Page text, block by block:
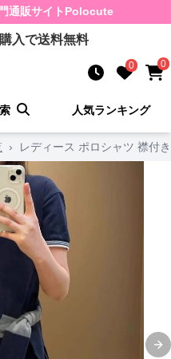
通販サイト Polocute
入で送料無料
0 0
人気ランキング
› レディース ポロシャツ 襟付